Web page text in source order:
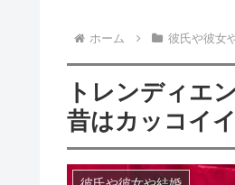
ホーム 彼氏や彼女
トレンディエ
昔はカッコイイ